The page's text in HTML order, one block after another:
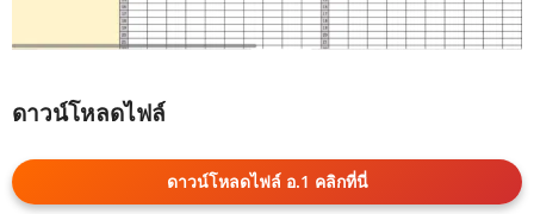
ดาวน์โหลดไฟล์
ดาวน์โหลดไฟล์ อ.1 คลิกที่นี่